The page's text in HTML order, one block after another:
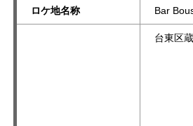
ロケ地名称 Bar
台東区